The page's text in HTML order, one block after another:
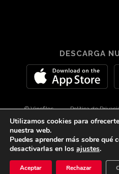
DESCARGA
© Vinofilos Política de
Aviso Legal
facebookyoutube
Utilizamos cookies para
nuestra web.
Puedes aprender más sobre qué
desactivarlas en los ajustes.
Aceptar Rechazar